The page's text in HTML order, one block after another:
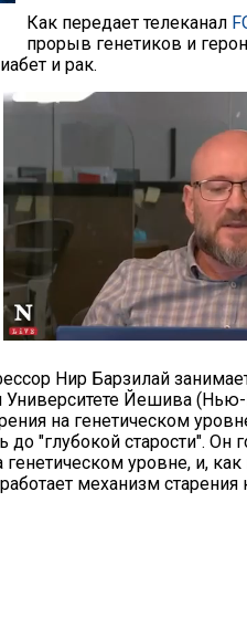
Как передает телеканал
прорыв генетиков и
и рак.
Нир Барзилай
Университете Йешива
на генетическом
"глубокой старости". Он
уровне, и,
механизм